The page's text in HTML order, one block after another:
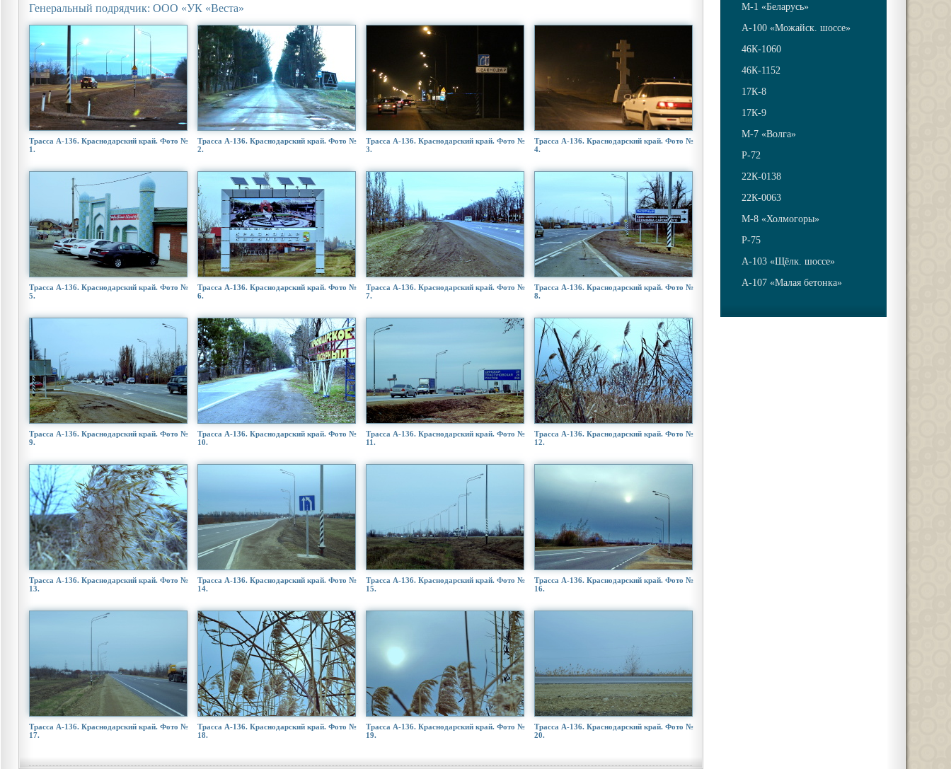
Генеральный подрядчик: ООО «УК «Веста»
Трасса А-136. Краснодарский край. Фото №
1.
Трасса А-136. Краснодарский край. Фото №
2.
Трасса А-136. Краснодарский край. Фото №
3.
Трасса А-136. Краснодарский край. Фото №
4.
Трасса А-136. Краснодарский край. Фото №
5.
Трасса А-136. Краснодарский край. Фото №
6.
Трасса А-136. Краснодарский край. Фото №
7.
Трасса А-136. Краснодарский край. Фото №
8.
Трасса А-136. Краснодарский край. Фото №
9.
Трасса А-136. Краснодарский край. Фото №
10.
Трасса А-136. Краснодарский край. Фото №
11.
Трасса А-136. Краснодарский край. Фото №
12.
Трасса А-136. Краснодарский край. Фото №
13.
Трасса А-136. Краснодарский край. Фото №
14.
Трасса А-136. Краснодарский край. Фото №
15.
Трасса А-136. Краснодарский край. Фото №
16.
Трасса А-136. Краснодарский край. Фото №
17.
Трасса А-136. Краснодарский край. Фото №
18.
Трасса А-136. Краснодарский край. Фото №
19.
Трасса А-136. Краснодарский край. Фото №
20.
М-1 «Беларусь»
А-100 «Можайск. шоссе»
46К-1060
46К-1152
17К-8
17К-9
М-7 «Волга»
Р-72
22К-0138
22К-0063
М-8 «Холмогоры»
Р-75
А-103 «Щёлк. шоссе»
А-107 «Малая бетонка»